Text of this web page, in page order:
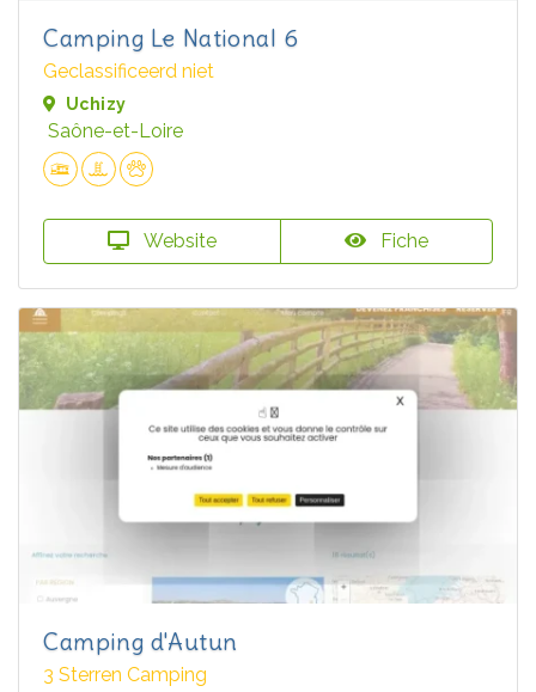
Camping Le National 6
Geclassificeerd niet
Uchizy
Saône-et-Loire
Website Fiche
Camping d'Autun
3 Sterren Camping